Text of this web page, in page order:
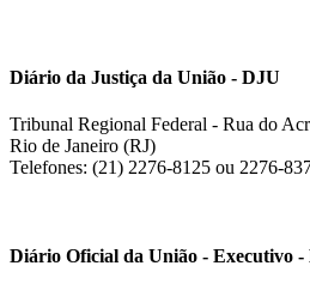
Diário da Justiça da União - DJU
Tribunal Regional Federal - Rua do
Rio de Janeiro (RJ)
Telefones: (21) 2276-8125 ou 2276-
Diário Oficial da União - Executivo -